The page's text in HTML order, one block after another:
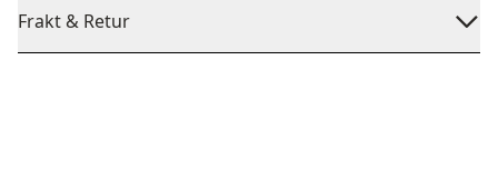
Frakt & Retur